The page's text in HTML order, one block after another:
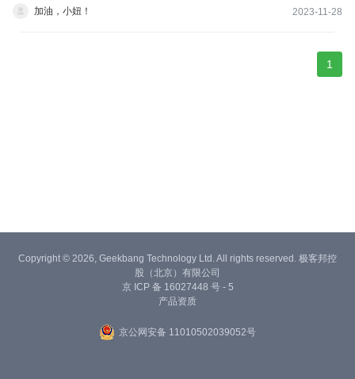
加油，小妞！ 2023-11-28
图像或PDF文档中的文字转换成可编辑的文本或电子表格。它是一
1
Copyright © 2026, Geekbang Technology Ltd. All rights reserved. 极客邦控
股（北京）有限公司
京 ICP 备 16027448 号 - 5
产品资质
京公网安备 11010502039052号